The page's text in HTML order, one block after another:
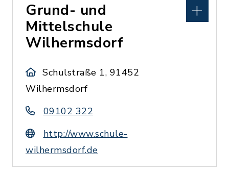
Grund- und
Mittelschule
Wilhermsdorf
Schulstraße 1, 91452
Wilhermsdorf
09102 322
http://www.schule-
wilhermsdorf.de